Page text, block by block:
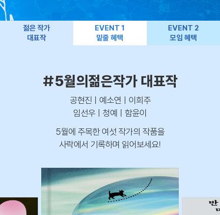
젊은 작가
대표작
EVENT 1
밑줄 혜택
EVENT 2
모임 혜택
#5월의젊은작가 대표작
공현진ㅣ예소연ㅣ이희주
임선우ㅣ청예ㅣ함윤이
5월에 주목한 여섯 작가의 작품을
사락에서 기록하며 읽어보세요!